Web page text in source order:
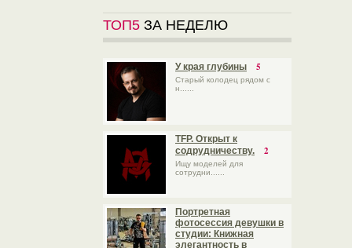
ТОП5 ЗА НЕДЕЛЮ
У края глубины 5
Старый колодец рядом с
н......
TFP. Открыт к
содрудничеству.
2
Ищу моделей для
сотрудни......
Портретная
фотосессия девушки в
студии: Книжная
элегантность в